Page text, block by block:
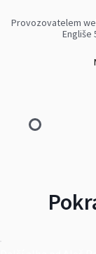
Provozovatelem
Engliše